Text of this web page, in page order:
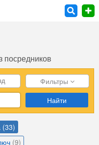
посредников
Фильтры
Найти
(33)
(9)